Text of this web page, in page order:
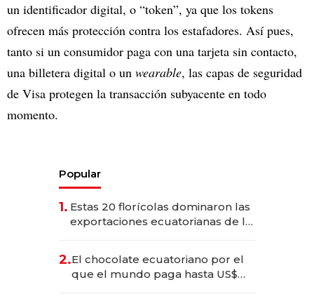
un identificador digital, o “token”, ya que los tokens
ofrecen más protección contra los estafadores. Así pues,
tanto si un consumidor paga con una tarjeta sin contacto,
una billetera digital o un wearable, las capas de seguridad
de Visa protegen la transacción subyacente en todo
momento.
Popular
1. Estas 20 florícolas dominaron las
exportaciones ecuatorianas de la
2.El chocolate ecuatoriano por el
que el mundo paga hasta US$